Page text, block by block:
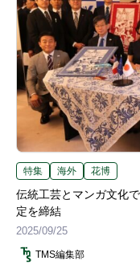
特集 海外 花博
伝統工芸とマンガ文化
定を締結
2025/09/25
TMS編集部